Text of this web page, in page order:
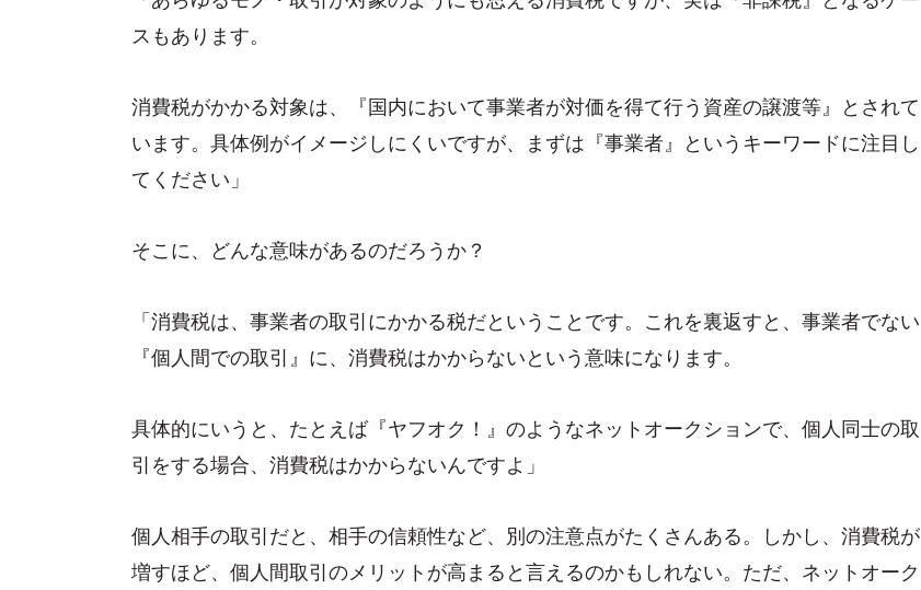
スもあります。
消費税がかかる対象は、『国内において事業者が対価を得て行う資産の譲渡等』とされて
います。具体例がイメージしにくいですが、まずは『事業者』というキーワードに注目し
てください」
そこに、どんな意味があるのだろうか？
「消費税は、事業者の取引にかかる税だということです。これを裏返すと、事業者でない
『個人間での取引』に、消費税はかからないという意味になります。
具体的にいうと、たとえば『ヤフオク！』のようなネットオークションで、個人同士の取
引をする場合、消費税はかからないんですよ」
個人相手の取引だと、相手の信頼性など、別の注意点がたくさんある。しかし、消費税が
増すほど、個人間取引のメリットが高まると言えるのかもしれない。ただ、ネットオーク